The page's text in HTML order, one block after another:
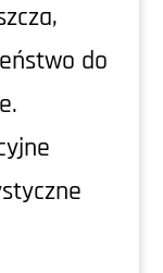
do